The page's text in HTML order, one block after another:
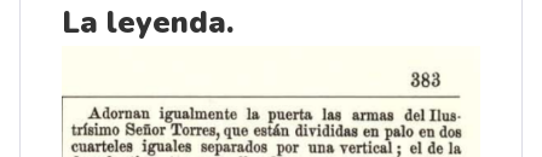
La leyenda.